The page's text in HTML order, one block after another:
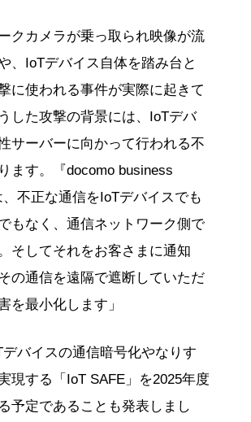
クカメラが乗っ取られ映像が流
、IoTデバイス自体を踏み台と
に使われる事件が実際に起きて
した攻撃の背景には、IoTデバ
サーバーに向かって行われる不
ます。『docomo business
不正な通信をIoTデバイスでも
もなく、通信ネットワーク側で
そしてそれをお客さまに通知
の通信を遠隔で遮断していただ
を最小化します」
デバイスの通信暗号化やなりす
現する「IoT SAFE」を2025年度
予定であることも発表しまし